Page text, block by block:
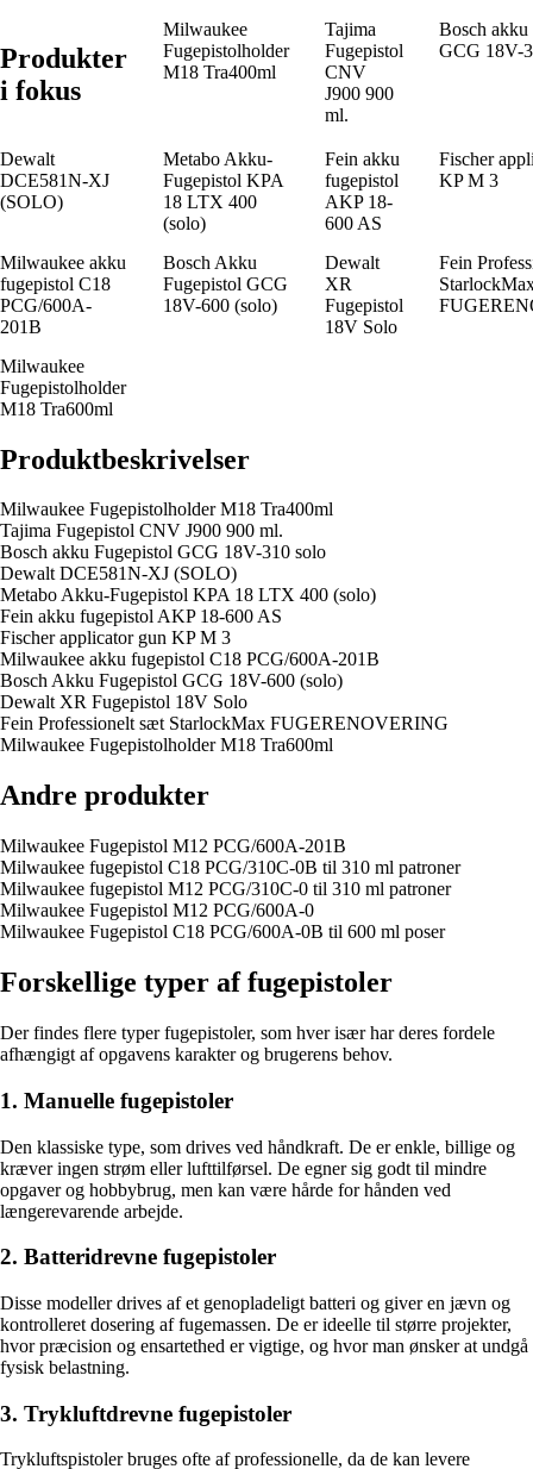
Produkter
i fokus
Milwaukee
Fugepistolholder
M18 Tra400ml
Tajima
Fugepistol
CNV
J900 900
ml.
Bosch akku
GCG 18V-
Dewalt
DCE581N-XJ
(SOLO)
Metabo Akku-
Fugepistol KPA
18 LTX 400
(solo)
Fein akku
fugepistol
AKP 18-
600 AS
Fischer
KP M 3
Milwaukee akku
fugepistol C18
PCG/600A-
201B
Bosch Akku
Fugepistol GCG
18V-600 (solo)
Dewalt
XR
Fugepistol
18V Solo
Fein
Milwaukee
Fugepistolholder
M18 Tra600ml
Produktbeskrivelser
Milwaukee Fugepistolholder M18 Tra400ml
Tajima Fugepistol CNV J900 900 ml.
Bosch akku Fugepistol GCG 18V-310 solo
Dewalt DCE581N-XJ (SOLO)
Metabo Akku-Fugepistol KPA 18 LTX 400 (solo)
Fein akku fugepistol AKP 18-600 AS
Fischer applicator gun KP M 3
Milwaukee akku fugepistol C18 PCG/600A-201B
Bosch Akku Fugepistol GCG 18V-600 (solo)
Dewalt XR Fugepistol 18V Solo
Fein Professionelt sæt StarlockMax FUGERENOVERING
Milwaukee Fugepistolholder M18 Tra600ml
Andre produkter
Milwaukee Fugepistol M12 PCG/600A-201B
Milwaukee fugepistol C18 PCG/310C-0B til 310 ml patroner
Milwaukee fugepistol M12 PCG/310C-0 til 310 ml patroner
Milwaukee Fugepistol M12 PCG/600A-0
Milwaukee Fugepistol C18 PCG/600A-0B til 600 ml poser
Forskellige typer af fugepistoler
Der findes flere typer fugepistoler, som hver især har deres fordele
afhængigt af opgavens karakter og brugerens behov.
1. Manuelle fugepistoler
Den klassiske type, som drives ved håndkraft. De er enkle, billige og
kræver ingen strøm eller lufttilførsel. De egner sig godt til mindre
opgaver og hobbybrug, men kan være hårde for hånden ved
længerevarende arbejde.
2. Batteridrevne fugepistoler
Disse modeller drives af et genopladeligt batteri og giver en jævn og
kontrolleret dosering af fugemassen. De er ideelle til større projekter,
hvor præcision og ensartethed er vigtige, og hvor man ønsker at undgå
fysisk belastning.
3. Trykluftdrevne fugepistoler
Trykluftspistoler bruges ofte af professionelle, da de kan levere